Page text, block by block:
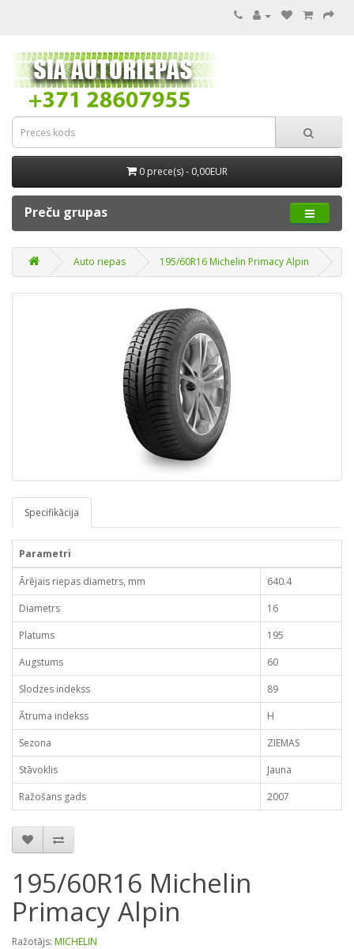
0 prece(s) - 0,00EUR
Preču grupas
Auto riepas 195/60R16 Michelin Primacy Alpin
Specifikācija
Parametri
Ārējais riepas diametrs, mm
640.4
Diametrs
16
Platums
195
Augstums
60
Slodzes indekss
89
Ātruma indekss
H
Sezona
ZIEMAS
Stāvoklis
Jauna
Ražošans gads
2007
195/60R16 Michelin
Primacy Alpin
Ražotājs: MICHELIN